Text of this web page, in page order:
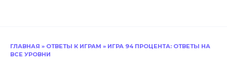
ГЛАВНАЯ » ОТВЕТЫ К ИГРАМ » ИГРА 94 ПРОЦЕНТА: ОТВЕТЫ НА
ВСЕ УРОВНИ